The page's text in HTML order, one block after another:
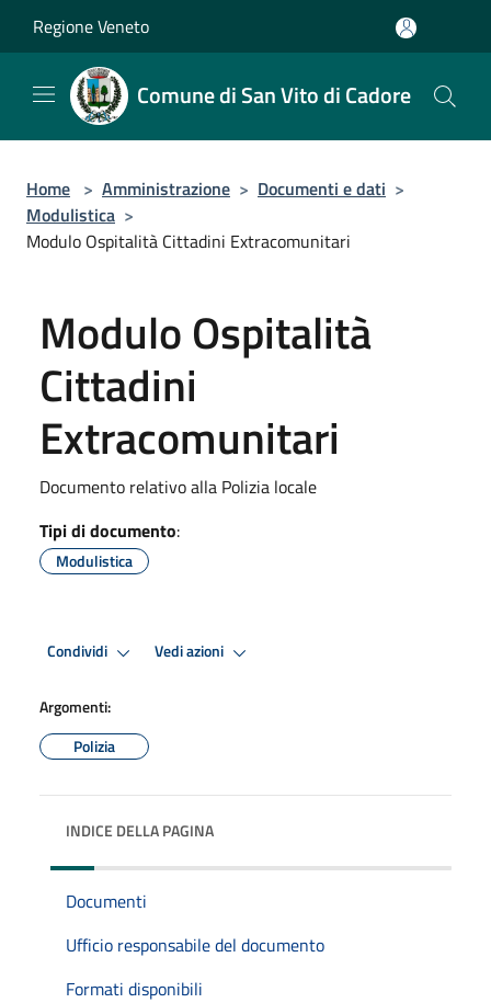
Regione Veneto
Comune di San Vito di Cadore
Home > Amministrazione > Documenti e dati >
Modulistica >
Modulo Ospitalità Cittadini Extracomunitari
Modulo Ospitalità
Cittadini
Extracomunitari
Documento relativo alla Polizia locale
Tipi di documento:
Modulistica
Condividi Vedi azioni
Argomenti:
Polizia
INDICE DELLA PAGINA
Documenti
Ufficio responsabile del documento
Formati disponibili